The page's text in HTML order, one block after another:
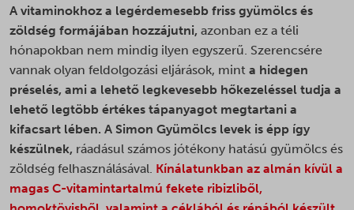
A vitaminokhoz a legérdemesebb friss gyümölcs és
zöldség formájában hozzájutni, azonban ez a téli
hónapokban nem mindig ilyen egyszerű. Szerencsére
vannak olyan feldolgozási eljárások, mint a hidegen
préselés, ami a lehető legkevesebb hőkezeléssel tudja a
lehető legtöbb értékes tápanyagot megtartani a
kifacsart lében. A Simon Gyümölcs levek is épp így
készülnek, ráadásul számos jótékony hatású gyümölcs és
zöldség felhasználásával. Kínálatunkban az almán kívül a
magas C-vitamintartalmú fekete ribizliből,
wordpress_logged_in_*
wordpress_test_cookie
wp_woocommerce_session_*
wp-settings-*
wp-settings-time-*
ywsl_wp_session
mhcookie
page-views
pys_first_visit
pys_landing_page
pys_start_session
pysAddToCartFragmentId
pysTrafficSource
sbjs_current
sbjs_current_add
sbjs_first
_ttp
mailchimp_email_id
mailchimp_user_email
mailchimp.cart.current_email
mailchimp.cart.previous_email
optiMonkClientId
__v_anl__u__
__v_vrep__t_d__
_adtik
_adtilst
_adtkfc_WrNSBw
_adtkfo_WrNSBw
_adts
_gcl_ag